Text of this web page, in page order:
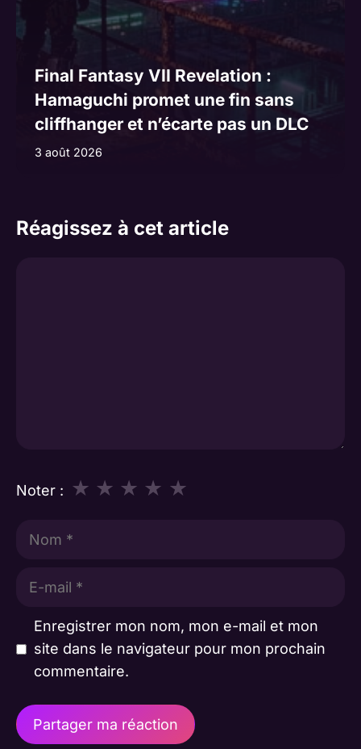
Final Fantasy VII Revelation :
Hamaguchi promet une fin sans
cliffhanger et n’écarte pas un DLC
3 août 2026
Réagissez à cet article
Noter : ★
★
★
★
★
Enregistrer mon nom, mon e-mail et mon
site dans le navigateur pour mon prochain
commentaire.